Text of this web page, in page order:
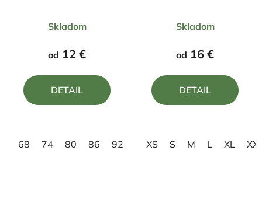
hodnotenie
produktu
5,0
z
Skladom
od 12 €
DETAIL
68 74 80 86 92 98 110 122 134
hodnotenie
produktu
4,7
z
Skladom
od 16 €
DETAIL
XS S M L XL